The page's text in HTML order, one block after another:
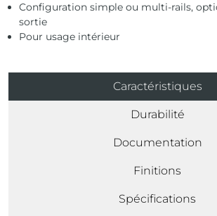
Configuration simple ou multi-rails,
sortie
Pour usage intérieur
Caractéristiques
Durabilité
Documentation
Finitions
Spécifications